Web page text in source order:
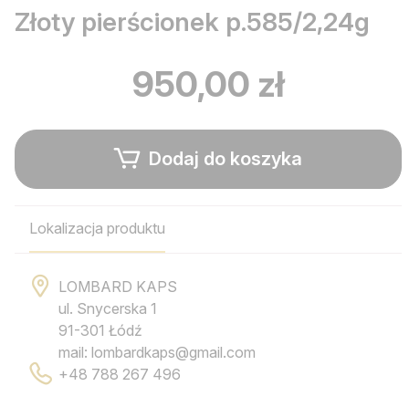
Złoty pierścionek p.585/2,24g
950,00 zł
Dodaj do koszyka
Lokalizacja produktu
LOMBARD KAPS
ul. Snycerska 1
91-301 Łódź
mail: lombardkaps@gmail.com
+48 788 267 496